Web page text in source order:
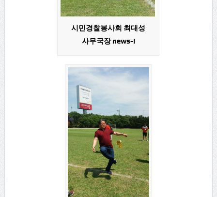
시민경찰봉사회 최대성
사무국장 news-i